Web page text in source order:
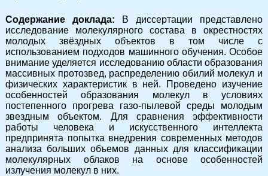
Содержание доклада: В диссертации представлено
исследование молекулярного состава в окрестностях
молодых звёздных объектов в том числе с
использованием подходов машинного обучения. Особое
внимание уделяется исследованию области образования
массивных протозвед, распределению обилий молекул и
физических характеристик в ней. Проведено изучение
особенностей образования молекул в условиях
постепенного прогрева газо-пылевой среды молодым
звездным объектом. Для сравнения эффективности
работы человека и искусственного интеллекта
предпринята попытка внедрения современных методов
анализа больших объемов данных для классификации
молекулярных облаков на основе особенностей
излучения молекул в них.